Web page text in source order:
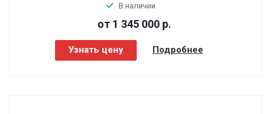
В наличии
от 1 345 000 р.
Узнать цену Подробнее